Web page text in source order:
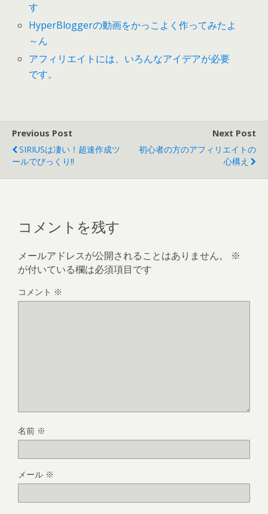
す
HyperBloggerの動画をかっこよく作ってみたよ
～ん
アフィリエイトには、いろんなアイデアが必要
です。
Previous Post
SIRIUSは凄い！超速作成ツ
ールでびっくり!!
Next Post
初心者の方のアフィリエイトの
心構え
コメントを残す
メールアドレスが公開されることはありません。
※
が付いている欄は必須項目です
コメント ※
名前 ※
メール ※